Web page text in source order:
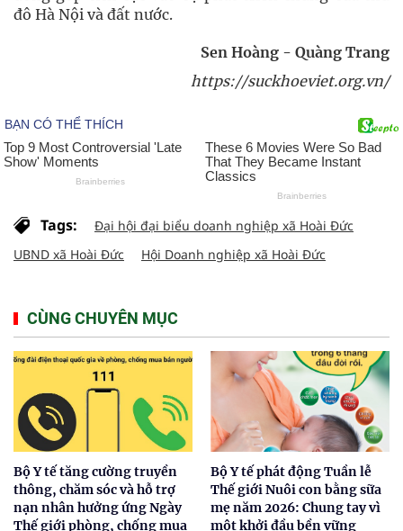
đô Hà Nội và đất nước.
Sen Hoàng - Quàng Trang
https://suckhoeviet.org.vn/
Tags:
Đại hội đại biểu doanh nghiệp xã Hoài Đức
UBND xã Hoài Đức
Hội Doanh nghiệp xã Hoài Đức
CÙNG CHUYÊN MỤC
Bộ Y tế tăng cường truyền
thông, chăm sóc và hỗ trợ
nạn nhân hưởng ứng Ngày
Thế giới phòng, chống mua
Bộ Y tế phát động Tuần lễ
Thế giới Nuôi con bằng sữa
mẹ năm 2026: Chung tay vì
một khởi đầu bền vững